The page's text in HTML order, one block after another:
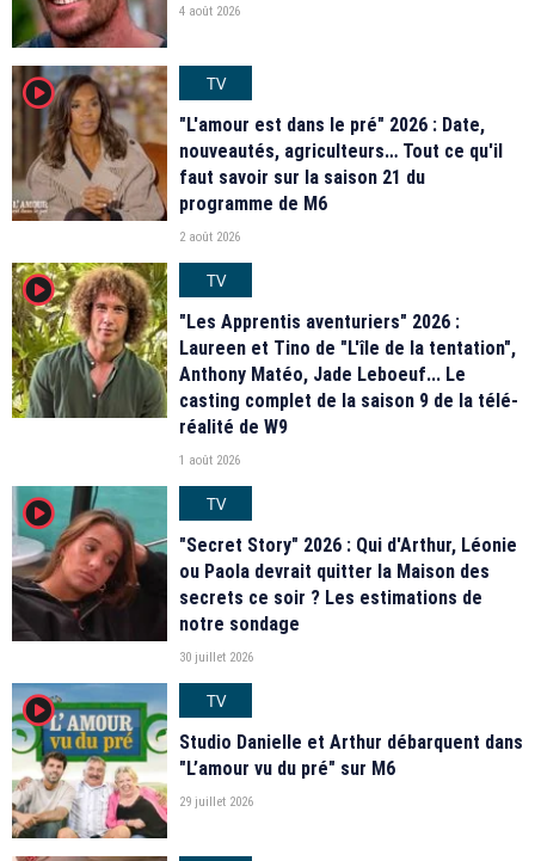
4 août 2026
player2
TV
"L'amour est dans le pré" 2026 : Date,
nouveautés, agriculteurs… Tout ce qu'il
faut savoir sur la saison 21 du
programme de M6
2 août 2026
player2
TV
"Les Apprentis aventuriers" 2026 :
Laureen et Tino de "L'île de la tentation",
Anthony Matéo, Jade Leboeuf... Le
casting complet de la saison 9 de la télé-
réalité de W9
1 août 2026
player2
TV
"Secret Story" 2026 : Qui d'Arthur, Léonie
ou Paola devrait quitter la Maison des
secrets ce soir ? Les estimations de
notre sondage
30 juillet 2026
player2
TV
Studio Danielle et Arthur débarquent dans
"L’amour vu du pré" sur M6
29 juillet 2026